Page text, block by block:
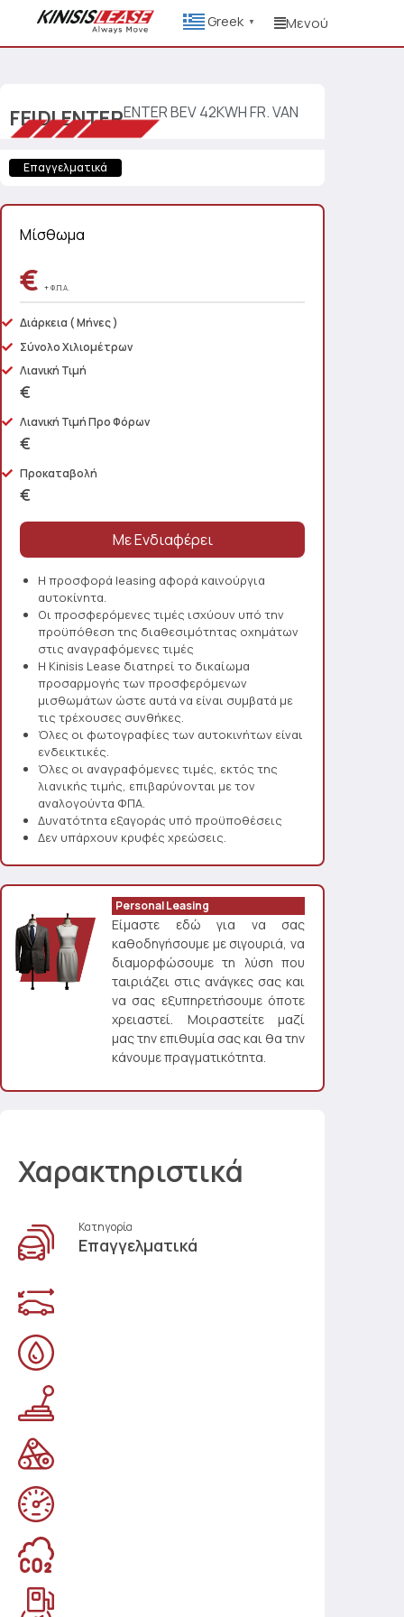
Greek ▼ Μενού
FEIDIENTERENTER BEV 42KWH FR. VAN
Επαγγελματικά
Μίσθωμα
€ + Φ.Π.Α.
Διάρκεια ( Μήνες )
Σύνολο Χιλιομέτρων
Λιανική Τιμή
€
Λιανική Τιμή Προ Φόρων
€
Προκαταβολή
€
Η προσφορά leasing αφορά καινούργια
αυτοκίνητα.
Οι προσφερόμενες τιμές ισχύουν υπό την
προϋπόθεση της διαθεσιμότητας οχημάτων
στις αναγραφόμενες τιμές
Η Kinisis Lease διατηρεί το δικαίωμα
προσαρμογής των προσφερόμενων
μισθωμάτων ώστε αυτά να είναι συμβατά με
τις τρέχουσες συνθήκες.
Όλες οι φωτογραφίες των αυτοκινήτων είναι
ενδεικτικές.
Όλες οι αναγραφόμενες τιμές, εκτός της
λιανικής τιμής, επιβαρύνονται με τον
αναλογούντα ΦΠΑ.
Δυνατότητα εξαγοράς υπό προϋποθέσεις
Δεν υπάρχουν κρυφές χρεώσεις.
Personal Leasing
Είμαστε εδώ για να σας
καθοδηγήσουμε με σιγουριά, να
διαμορφώσουμε τη λύση που
ταιριάζει στις ανάγκες σας και
να σας εξυπηρετήσουμε όποτε
χρειαστεί. Μοιραστείτε μαζί
μας την επιθυμία σας και θα την
κάνουμε πραγματικότητα.
Χαρακτηριστικά
Κατηγορία
Επαγγελματικά